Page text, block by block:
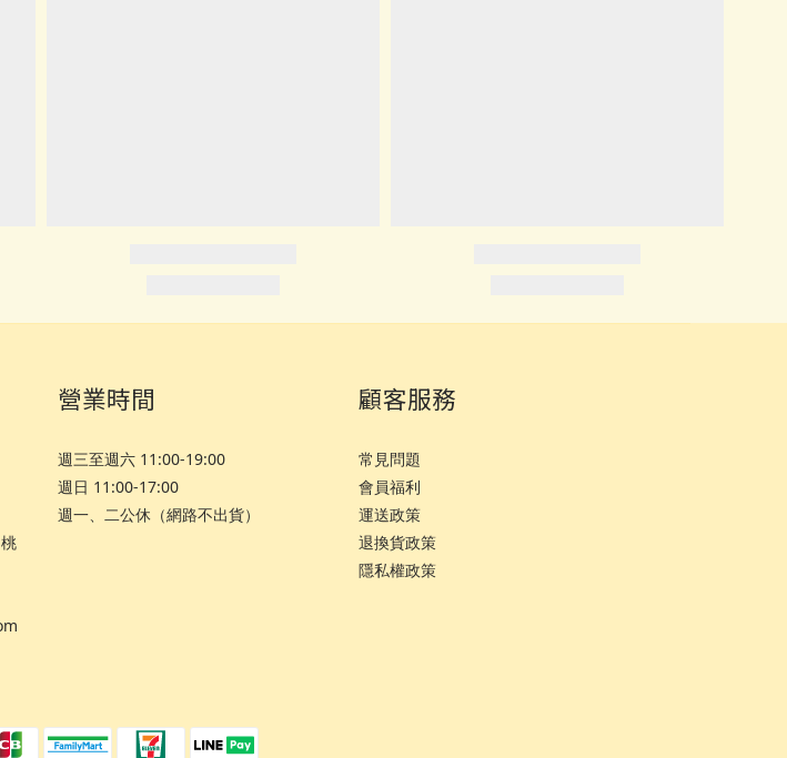
營業時間
週三至週六 11:00-19:00
週日 11:00-17:00
週一、二公休（網路不出貨）
顧客服務
常見問題
會員福利
運送政策
退換貨政策
隱私權政策